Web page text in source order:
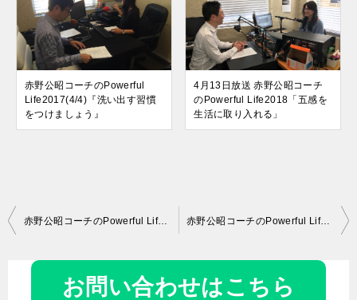
赤野公昭コーチのPowerful
Life2017(4/4)『洗い出す習慣
をつけましょう』
4月13日放送 赤野公昭コーチ
のPowerful Life2018「五感を
生活に取り入れる」
投
赤野公昭コーチのPowerful Life2016(1/12)『ネガティブでいい』 赤野公昭コーチのPowerful Life2016(3/30)『幸せとは気づくこと』
お問い合わせはこちら